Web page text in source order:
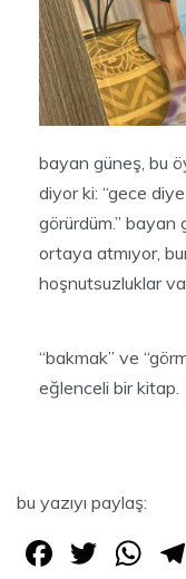
bayan güneş, bu
diyor ki: “gece
görürdüm.” bayan
ortaya atmıyor,
hoşnutsuzluklar
“bakmak” ve
eğlenceli bir kitap.
bu yazıyı paylaş:
F
T
W